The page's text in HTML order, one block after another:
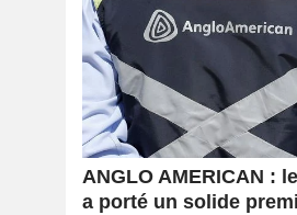
ANGLO AMERICAN :
a porté un solide